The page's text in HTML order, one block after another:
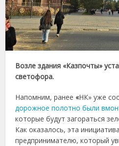
Возле здания «Казпочты»
светофора.
Напомним, ранее «НК» уже
дорожное полотно были
которые будут загораться
Как оказалось, эта
предпринимателю, который